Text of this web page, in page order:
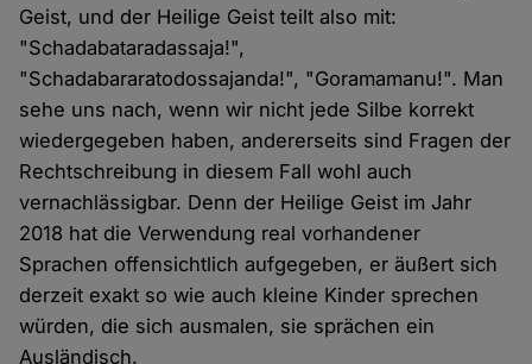
Geist, und der Heilige Geist teilt also mit:
"Schadabataradassaja!",
"Schadabararatodossajanda!", "Goramamanu!". Man
sehe uns nach, wenn wir nicht jede Silbe korrekt
wiedergegeben haben, andererseits sind Fragen der
Rechtschreibung in diesem Fall wohl auch
vernachlässigbar. Denn der Heilige Geist im Jahr
2018 hat die Verwendung real vorhandener
Sprachen offensichtlich aufgegeben, er äußert sich
derzeit exakt so wie auch kleine Kinder sprechen
würden, die sich ausmalen, sie sprächen ein
Ausländisch.